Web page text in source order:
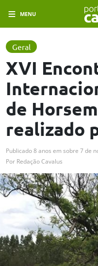
MENU
Geral
XVI
de
realizado
Publicado8 anos em sobre 7 de
Por Redação Cavalus